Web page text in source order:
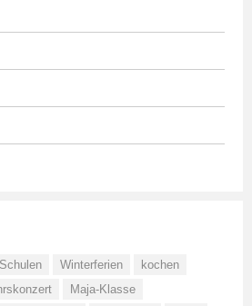
Winterferien
kochen
Maja-Klasse